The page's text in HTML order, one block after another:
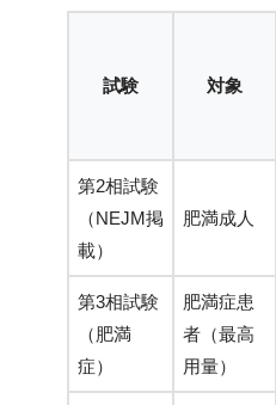
試験 対象
第2相試験
（NEJM掲
載）
肥満成人
第3相試験
（肥満
症）
肥満症患
者（最高
用量）